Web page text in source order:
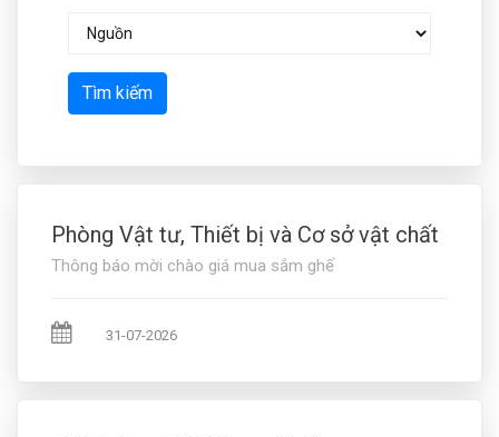
Tìm kiếm
Phòng Vật tư, Thiết bị và Cơ sở vật chất
Thông báo mời chào giá mua sắm ghế
31-07-2026